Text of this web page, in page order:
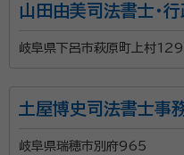
山田由美司法書士・
岐阜県下呂市萩原町上村
土屋博史司法書士事
岐阜県瑞穂市別府965